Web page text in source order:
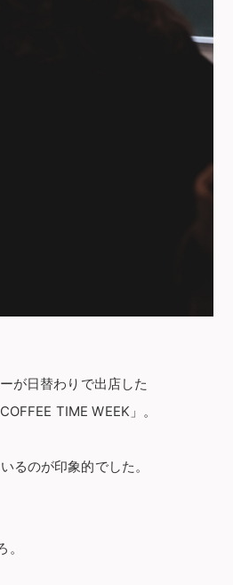
が日替わりで出店した
TIME WEEK」。
るのが印象的でした。